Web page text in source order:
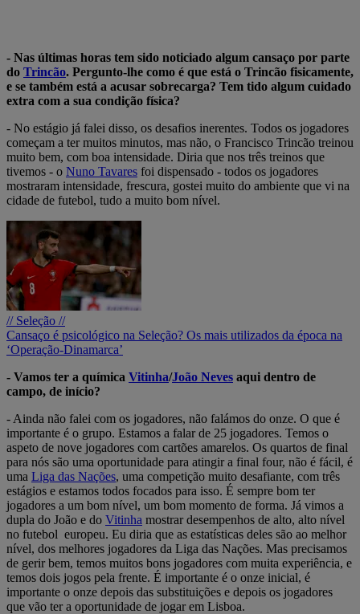
- Nas últimas horas tem sido noticiado algum cansaço por parte
do Trincão. Pergunto-lhe como é que está o Trincão fisicamente,
e se também está a acusar sobrecarga? Tem tido algum cuidado
extra com a sua condição física?
- No estágio já falei disso, os desafios inerentes. Todos os jogadores
começam a ter muitos minutos, mas não, o Francisco Trincão treinou
muito bem, com boa intensidade. Diria que nos três treinos que
tivemos - o Nuno Tavares foi dispensado - todos os jogadores
mostraram intensidade, frescura, gostei muito do ambiente que vi na
cidade de futebol, tudo a muito bom nível.
// Seleção //
Cansaço é psicológico na Seleção? Os mais utilizados da época na
‘Operação-Dinamarca’
- Vamos ter a química Vitinha/João Neves aqui dentro de
campo, de início?
- Ainda não falei com os jogadores, não falámos do onze. O que é
importante é o grupo. Estamos a falar de 25 jogadores. Temos o
aspeto de nove jogadores com cartões amarelos. Os quartos de final
para nós são uma oportunidade para atingir a final four, não é fácil, é
uma Liga das Nações, uma competição muito desafiante, com três
estágios e estamos todos focados para isso. É sempre bom ter
jogadores a um bom nível, um bom momento de forma. Já vimos a
dupla do João e do Vitinha mostrar desempenhos de alto, alto nível
no futebol europeu. Eu diria que as estatísticas deles são ao melhor
nível, dos melhores jogadores da Liga das Nações. Mas precisamos
de gerir bem, temos muitos bons jogadores com muita experiência, e
temos dois jogos pela frente. É importante é o onze inicial, é
importante o onze depois das substituições e depois os jogadores
que vão ter a oportunidade de jogar em Lisboa.